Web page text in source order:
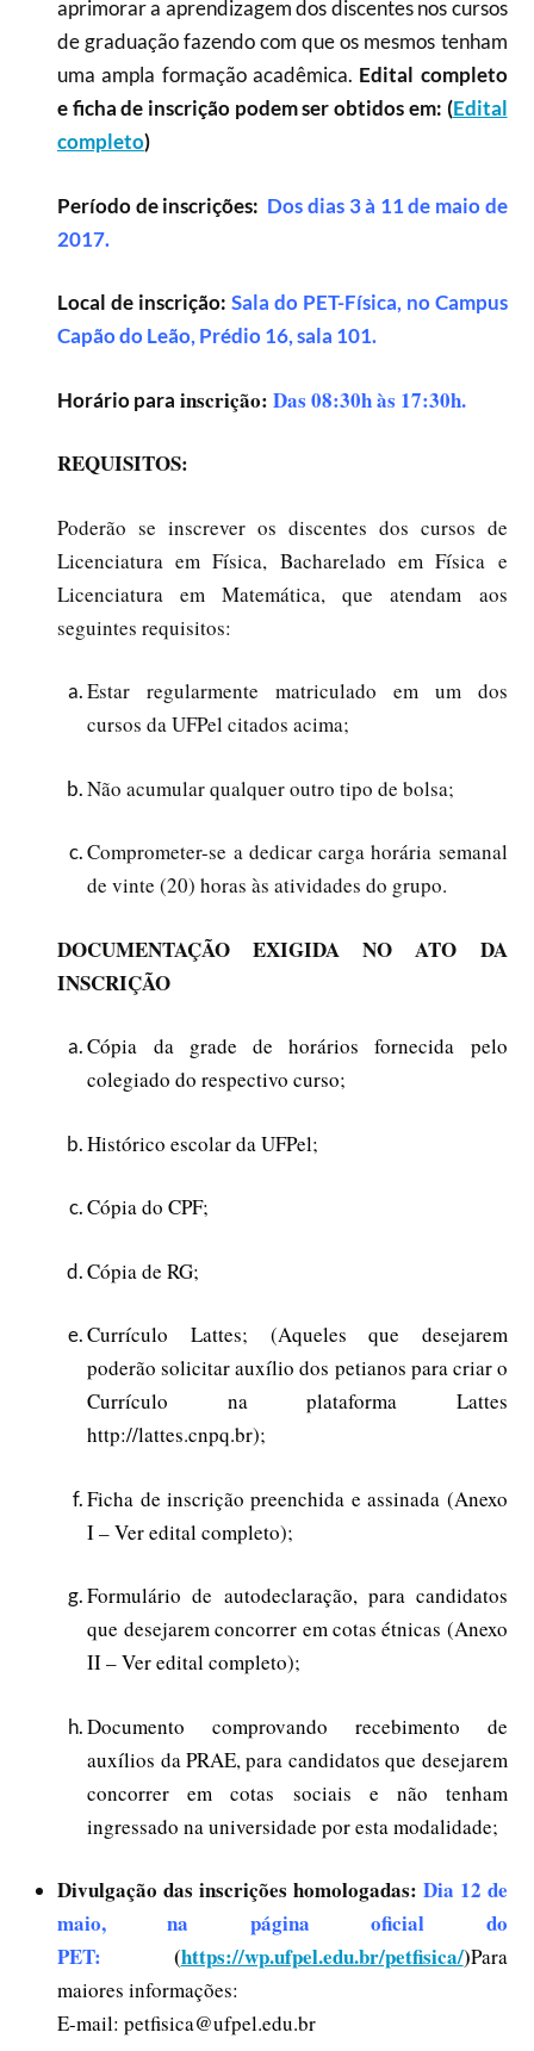
aprimorar a aprendizagem dos discentes nos cursos
de graduação fazendo com que os mesmos tenham
uma ampla formação acadêmica. Edital completo
e ficha de inscrição podem ser obtidos em: (Edital
completo)
Período de inscrições: Dos dias 3 à 11 de maio de
2017.
Local de inscrição: Sala do PET-Física, no Campus
Capão do Leão, Prédio 16, sala 101.
Horário para inscrição: Das 08:30h às 17:30h.
REQUISITOS:
Poderão se inscrever os discentes dos cursos de
Licenciatura em Física, Bacharelado em Física e
Licenciatura em Matemática, que atendam aos
seguintes requisitos:
Estar regularmente matriculado em um dos
cursos da UFPel citados acima;
Não acumular qualquer outro tipo de bolsa;
Comprometer-se a dedicar carga horária semanal
de vinte (20) horas às atividades do grupo.
DOCUMENTAÇÃO EXIGIDA NO ATO DA
INSCRIÇÃO
Cópia da grade de horários fornecida pelo
colegiado do respectivo curso;
Histórico escolar da UFPel;
Cópia do CPF;
Cópia de RG;
Currículo Lattes; (Aqueles que desejarem
poderão solicitar auxílio dos petianos para criar o
Currículo na plataforma Lattes
http://lattes.cnpq.br);
Ficha de inscrição preenchida e assinada (Anexo
I – Ver edital completo);
Formulário de autodeclaração, para candidatos
que desejarem concorrer em cotas étnicas (Anexo
II – Ver edital completo);
Documento comprovando recebimento de
auxílios da PRAE, para candidatos que desejarem
concorrer em cotas sociais e não tenham
ingressado na universidade por esta modalidade;
Divulgação das inscrições homologadas: Dia 12 de
maio, na página oficial do
PET: (https://wp.ufpel.edu.br/petfisica/)Para
maiores informações:
E-mail: petfisica@ufpel.edu.br